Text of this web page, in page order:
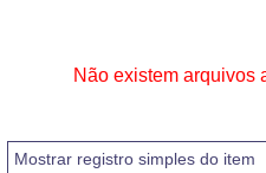
Não existem arquivos
Mostrar registro simples do item